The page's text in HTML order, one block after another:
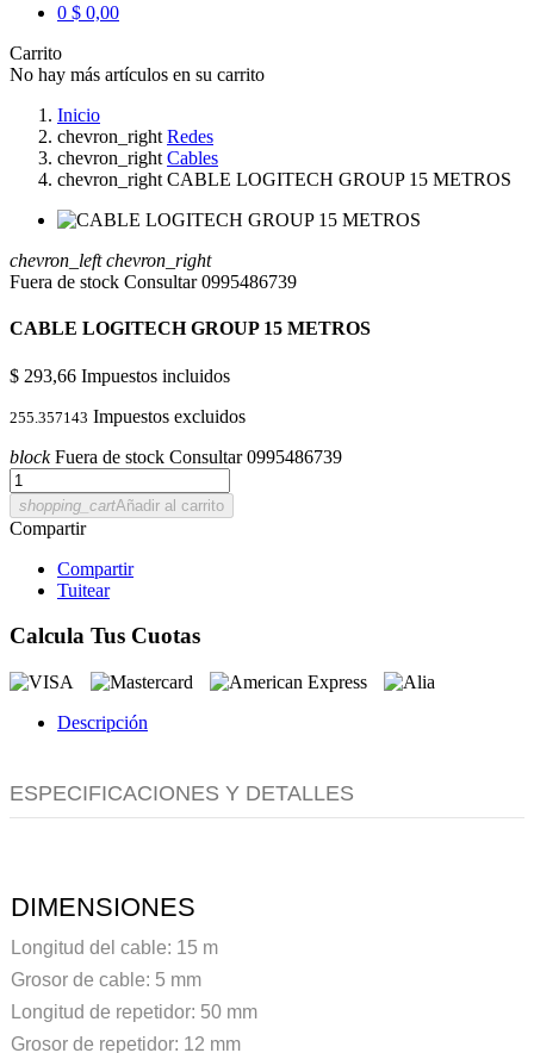
0 $ 0,00
Carrito
No hay más artículos en su carrito
Inicio
chevron_right Redes
chevron_right Cables
chevron_right CABLE LOGITECH GROUP 15 METROS
chevron_left chevron_right
Fuera de stock Consultar 0995486739
CABLE LOGITECH GROUP 15 METROS
$ 293,66 Impuestos incluidos
255.357143 Impuestos excluidos
blockFuera de stock Consultar 0995486739
shopping_cartAñadir al carrito
Compartir
Compartir
Tuitear
Calcula Tus Cuotas
Descripción
ESPECIFICACIONES Y DETALLES
DIMENSIONES
Longitud del cable: 15 m
Grosor de cable: 5 mm
Longitud de repetidor: 50 mm
Grosor de repetidor: 12 mm